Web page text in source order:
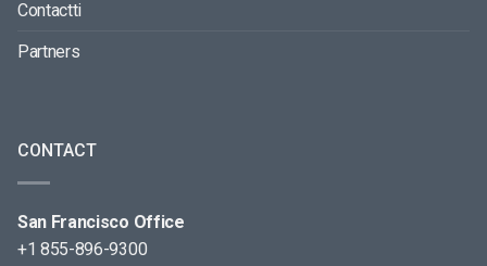
Contactti
Partners
CONTACT
San Francisco Office
+1 855-896-9300